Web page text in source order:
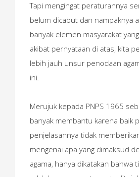
Tapi mengingat peraturannya
belum dicabut dan nampaknya
banyak elemen masyarakat
akibat pernyataan di atas, kita
lebih jauh unsur penodaan
ini.
Merujuk kepada PNPS 1965
banyak membantu karena baik
penjelasannya tidak
mengenai apa yang dimaksud
agama, hanya dikatakan bahwa